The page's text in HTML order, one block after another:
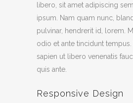
libero, sit amet adipiscing
ipsum. Nam quam nunc,
pulvinar, hendrerit id, lorem.
odio et ante tincidunt
sapien ut libero venenatis
quis ante.
Responsive Design